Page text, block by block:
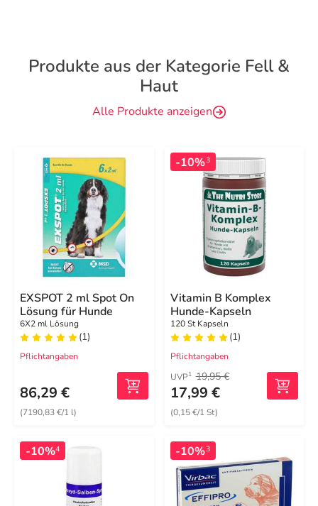
Produkte aus der Kategorie Fell &
Haut
Alle Produkte anzeigen
EXSPOT 2 ml Spot On
Lösung für Hunde
6X2 ml Lösung
(1)
Pflichtangaben
86,29 €
(7190,83 €/1 l)
-10%3
Vitamin B Komplex
Hunde-Kapseln
120 St Kapseln
(1)
Pflichtangaben
UVP1 19,95 €
17,99 €
(0,15 €/1 St)
-10%4 -10%3